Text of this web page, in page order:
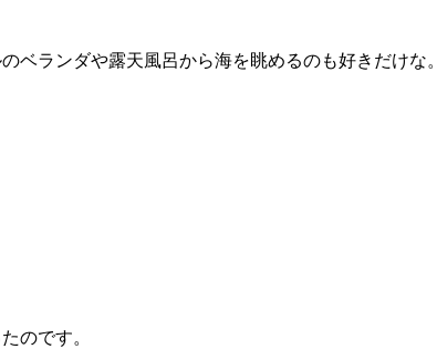
ベランダや露天風呂から海を眺めるのも好きだけな。
のです。